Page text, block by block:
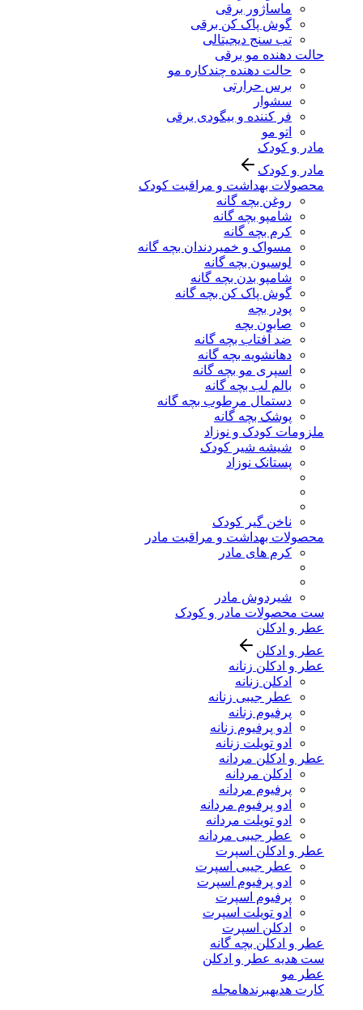
ماساژور برقی
گوش پاک کن برقی
تب سنج دیجیتالی
حالت دهنده مو برقی
حالت دهنده چندکاره مو
برس حرارتی
سشوار
فر کننده و بیگودی برقی
اتو مو
مادر و کودک
مادر و کودک
محصولات بهداشت و مراقبت کودک
روغن بچه گانه
شامپو بچه گانه
کرم بچه گانه
مسواک و خمیردندان بچه گانه
لوسیون بچه گانه
شامپو بدن بچه گانه
گوش پاک کن بچه گانه
پودر بچه
صابون بچه
ضد آفتاب بچه گانه
دهانشویه بچه گانه
اسپری مو بچه گانه
بالم لب بچه گانه
دستمال مرطوب بچه گانه
پوشک بچه گانه
ملزومات کودک و نوزاد
شیشه شیر کودک
پستانک نوزاد
ناخن گیر کودک
محصولات بهداشت و مراقبت مادر
کرم های مادر
شیردوش مادر
ست محصولات مادر و کودک
عطر و ادکلن
عطر و ادکلن
عطر و ادکلن زنانه
ادکلن زنانه
عطر جیبی زنانه
پرفیوم زنانه
ادو پرفیوم زنانه
ادو تویلت زنانه
عطر و ادکلن مردانه
ادکلن مردانه
پرفیوم مردانه
ادو پرفیوم مردانه
ادو تویلت مردانه
عطر جیبی مردانه
عطر و ادکلن اسپرت
عطر جیبی اسپرت
ادو پرفیوم اسپرت
پرفیوم اسپرت
ادو تویلت اسپرت
ادکلن اسپرت
عطر و ادکلن بچه گانه
ست هدیه عطر و ادکلن
عطر مو
کارت هدیهبرندهامجله